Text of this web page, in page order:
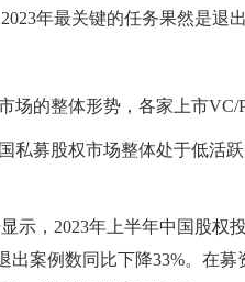
年最关键的任务果然是退出
场的整体形势，各家上市VC/
私募股权市场整体处于低活
示，2023年上半年中国股权
出案例数同比下降33%。在